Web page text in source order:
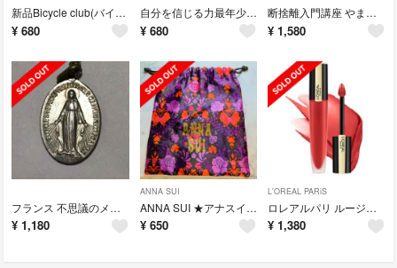
新品Bicycle club(バイセクルクラブ)ビッグイエロービニールバッグ
¥ 680
自分を信じる力最年少で億稼ぐミレニアル世代のナンバーワンキャバ嬢椎名美月の生き方
¥ 680
断捨離入門講座 やましたひでこ 未開封DVD付き クラターコンサルタント
¥ 1,580
フランス 不思議のメダイ 聖母マリア シルバー色 ネックレス
¥ 1,180
ANNA SUI
ANNA SUI ★アナスイ ★ ポーチ
¥ 650
L'OREAL PARiS
ロレアルパリ ルージュシグネチャー 139
¥ 1,380